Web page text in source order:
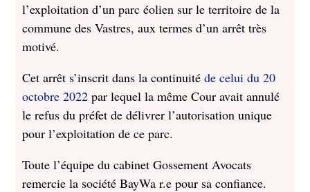
l’exploitation d’un parc éolien sur le territoire de la
commune des Vastres, aux termes d’un arrêt très
motivé.
Cet arrêt s’inscrit dans la continuitéde celui du 20
octobre 2022 par lequel la même Cour avait annulé
le refus du préfet de délivrer l’autorisation unique
pour l’exploitation de ce parc.
Toute l’équipe du cabinet Gossement Avocats
remercie la société BayWa r.e pour sa confiance.